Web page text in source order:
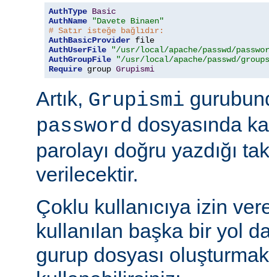
AuthType Basic
AuthName
"Davete Binaen"
# Satır isteğe bağlıdır:
AuthBasicProvider
AuthUserFile
"/usr/local/apache/passwd/
AuthGroupFile
"/usr/local/apache/passwd/
Require group Grupismi
Artık, Grupismi
password dosyasında
parolayı doğru yazdığı
verilecektir.
Çoklu kullanıcıya izin
kullanılan başka bir yol
gurup dosyası